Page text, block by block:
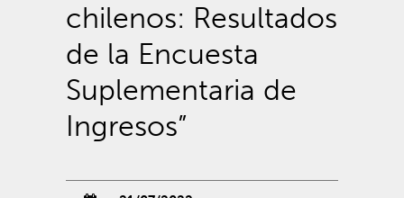
chilenos: Resultados
de la Encuesta
Suplementaria de
Ingresos”